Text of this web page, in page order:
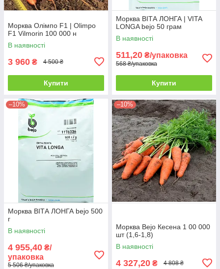
Морква Олімпо F1 | Olimpo
F1 Vilmorin 100 000 н
В наявності
3 960 ₴ 4 500 ₴
Купити
Морква ВІТА ЛОНГА | VITA
LONGA bejo 50 грам
В наявності
511,20 ₴/упаковка
568 ₴/упаковка
Купити
–10%
Морква ВІТА ЛОНГА bejo 500
г
В наявності
4 955,40 ₴/
упаковка
5 506 ₴/упаковка
–10%
Морква Bejo Кесена 1 00 000
шт (1,6-1,8)
В наявності
4 327,20 ₴ 4 808 ₴